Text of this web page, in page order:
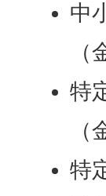
中
（
特
（
特